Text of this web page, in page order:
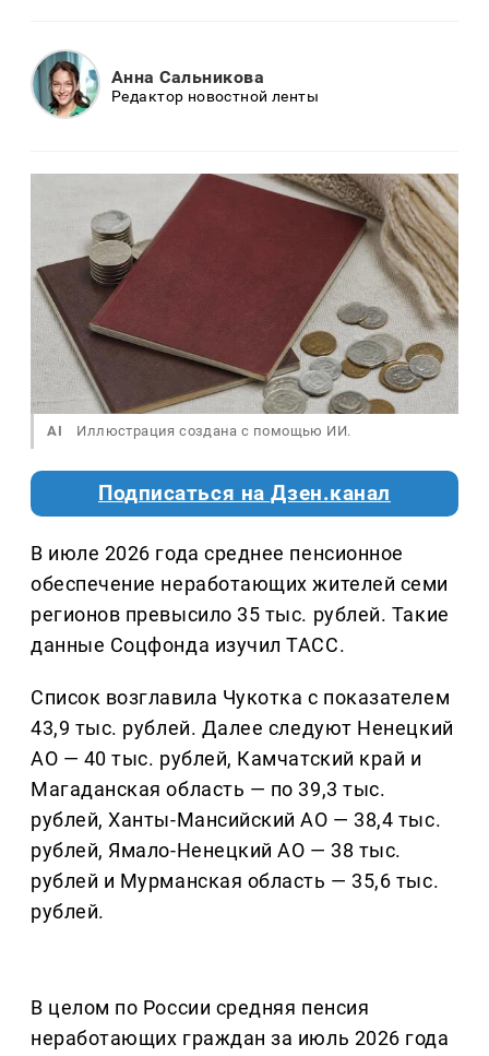
Анна Сальникова
Редактор новостной ленты
AI Иллюстрация создана с помощью ИИ.
Подписаться на Дзен.канал
В июле 2026 года среднее пенсионное
обеспечение неработающих жителей семи
регионов превысило 35 тыс. рублей. Такие
данные Соцфонда изучил ТАСС.
Список возглавила Чукотка с показателем
43,9 тыс. рублей. Далее следуют Ненецкий
АО — 40 тыс. рублей, Камчатский край и
Магаданская область — по 39,3 тыс.
рублей, Ханты-Мансийский АО — 38,4 тыс.
рублей, Ямало-Ненецкий АО — 38 тыс.
рублей и Мурманская область — 35,6 тыс.
рублей.
В целом по России средняя пенсия
неработающих граждан за июль 2026 года